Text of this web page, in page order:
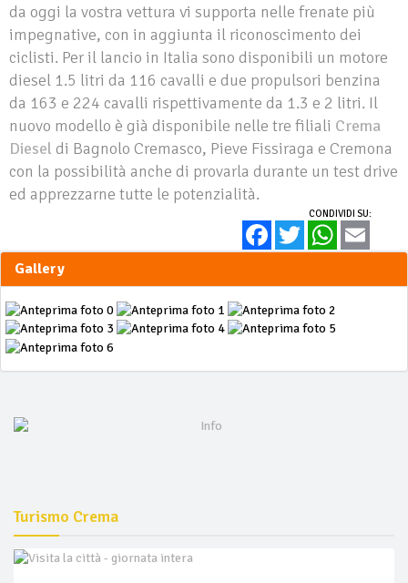
da oggi la vostra vettura vi supporta nelle frenate più
impegnative, con in aggiunta il riconoscimento dei
ciclisti. Per il lancio in Italia sono disponibili un motore
diesel 1.5 litri da 116 cavalli e due propulsori benzina
da 163 e 224 cavalli rispettivamente da 1.3 e 2 litri. Il
nuovo modello è già disponibile nelle tre filiali Crema
Diesel di Bagnolo Cremasco, Pieve Fissiraga e Cremona
con la possibilità anche di provarla durante un test drive
ed apprezzarne tutte le potenzialità.
CONDIVIDI SU:
FacebookTwitter WhatsApp
Gallery
Turismo Crema